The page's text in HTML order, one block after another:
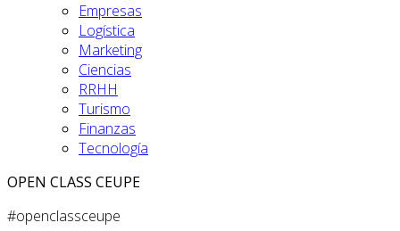
Empresas
Logística
Marketing
Ciencias
RRHH
Turismo
Finanzas
Tecnología
OPEN CLASS CEUPE
#openclassceupe